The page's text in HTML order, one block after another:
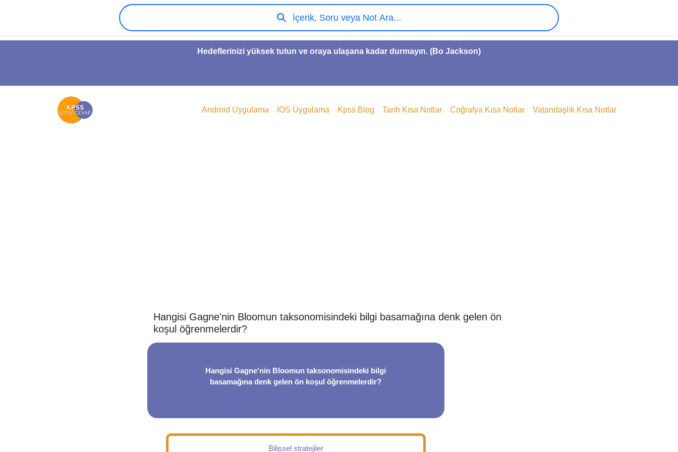
Hedeflerinizi yüksek tutun ve oraya ulaşana kadar durmayın. (Bo Jackson)
İçerik, Soru veya Not Ara...
Android Uygulama IOS Uygulama Kpss Blog Tarih Kısa Notlar Coğrafya Kısa Notlar Vatandaşlık Kısa Notlar
Hangisi Gagne'nin Bloomun taksonomisindeki bilgi basamağına denk gelen ön
koşul öğrenmelerdir?
Hangisi Gagne'nin Bloomun taksonomisindeki bilgi
basamağına denk gelen ön koşul öğrenmelerdir?
Bilişsel stratejiler